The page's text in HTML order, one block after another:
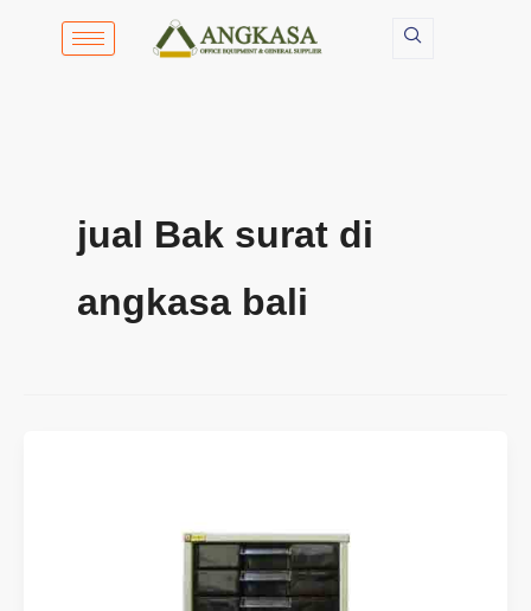
jual Bak surat di
angkasa bali